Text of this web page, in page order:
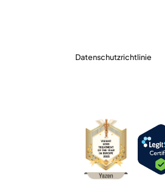
Datenschutzrichtlinie